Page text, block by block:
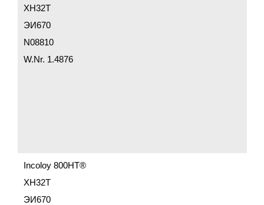
ХН32Т
ЭИ670
N08810
W.Nr. 1.4876
Incoloy 800HT®
ХН32Т
ЭИ670